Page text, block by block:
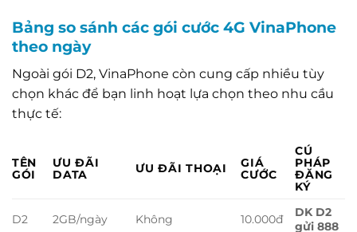
Bảng so sánh các gói cước 4G VinaPhone
theo ngày
Ngoài gói D2, VinaPhone còn cung cấp nhiều tùy
chọn khác để bạn linh hoạt lựa chọn theo nhu cầu
thực tế:
TÊN
GÓI
ƯU ĐÃI
DATA
ƯU ĐÃI THOẠI
GIÁ
CƯỚC
CÚ
PHÁP
ĐĂNG
KÝ
D2 2GB/ngày Không 10.000đ
DK D2
gửi 888